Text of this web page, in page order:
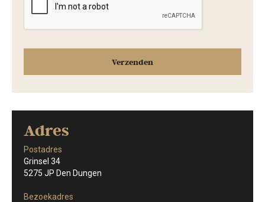
Adres
Postadres
Grinsel 34
5275 JP Den Dungen
Bezoekadres